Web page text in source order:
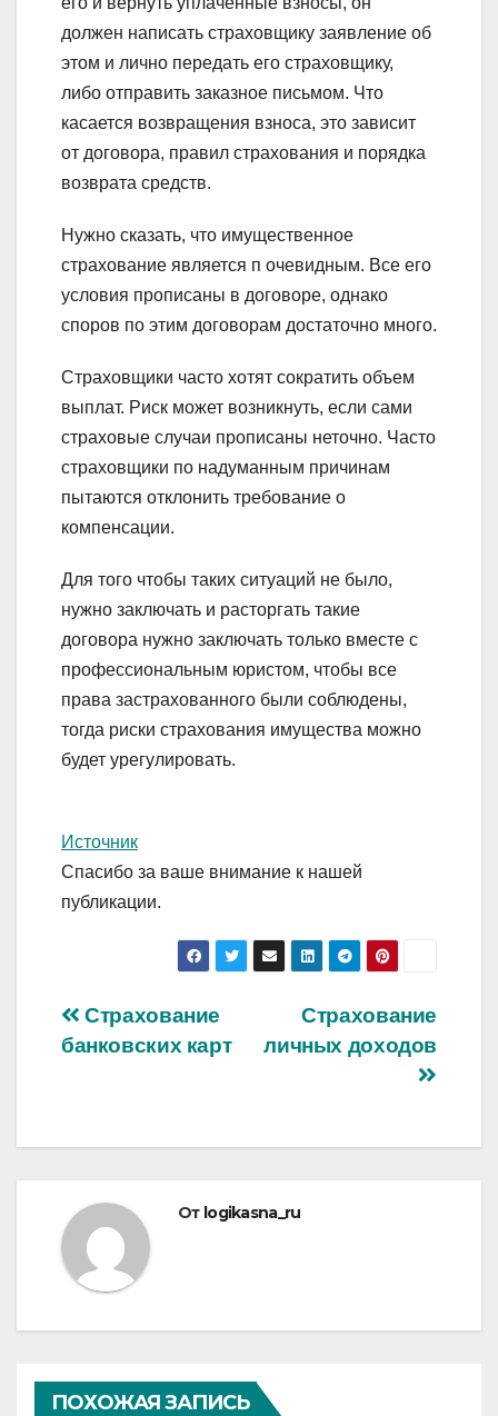
должен написать страховщику заявление об
этом и лично передать его страховщику,
либо отправить заказное письмом. Что
касается возвращения взноса, это зависит
от договора, правил страхования и порядка
возврата средств.
Нужно сказать, что имущественное
страхование является п очевидным. Все его
условия прописаны в договоре, однако
споров по этим договорам достаточно много.
Страховщики часто хотят сократить объем
выплат. Риск может возникнуть, если сами
страховые случаи прописаны неточно. Часто
страховщики по надуманным причинам
пытаются отклонить требование о
компенсации.
Для того чтобы таких ситуаций не было,
нужно заключать и расторгать такие
договора нужно заключать только вместе с
профессиональным юристом, чтобы все
права застрахованного были соблюдены,
тогда риски страхования имущества можно
будет урегулировать.
Источник
Спасибо за ваше внимание к нашей
публикации.
Навигация
Страхование
личных доходов
Страхование
банковских карт
От logikasna_ru
ПОХОЖАЯ ЗАПИСЬ